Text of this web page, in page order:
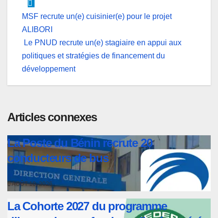
Navigation
de
l’article
MSF recrute un(e) cuisinier(e) pour le projet
ALIBORI
Le PNUD recrute un(e) stagiaire en appui aux
politiques et stratégies de financement du
développement
Articles connexes
La Poste du Bénin recrute 20
conducteurs de bus
AOÛT 10, 2026
La Cohorte 2027 du programme